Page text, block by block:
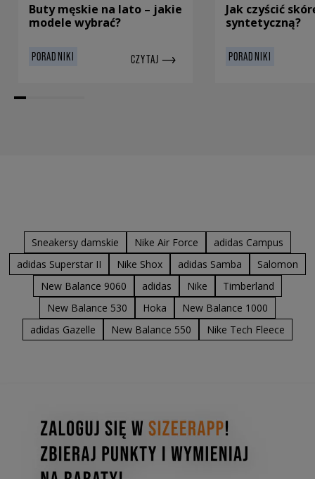
Buty męskie na lato – jakie
modele wybrać?
PORADNIKI CZYTAJ
Jak czyścić
syntetyczną?
PORADNIKI
Sneakersy damskie Nike Air Force
adidas Campus
adidas Superstar II
Nike Shox adidas Samba
Salomon
New Balance 9060
adidas Nike
Timberland
New Balance 530
Hoka
New Balance 1000
adidas Gazelle
New Balance 550 Nike Tech Fleece